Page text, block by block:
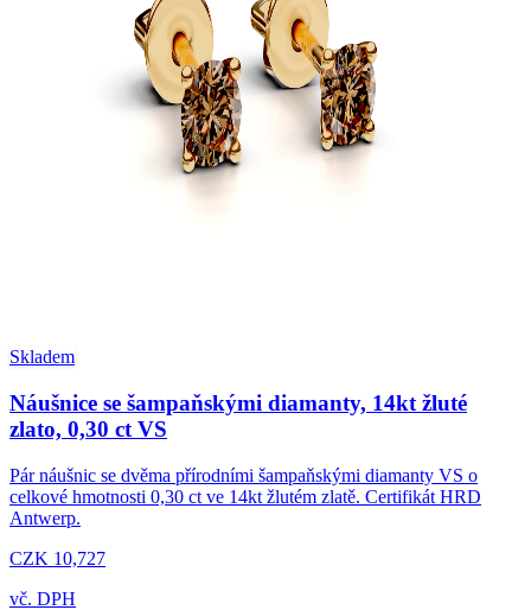
Skladem
Náušnice se šampaňskými diamanty, 14kt žluté
zlato, 0,30 ct VS
Pár náušnic se dvěma přírodními šampaňskými diamanty VS o
celkové hmotnosti 0,30 ct ve 14kt žlutém zlatě. Certifikát HRD
Antwerp.
CZK 10,727
vč. DPH